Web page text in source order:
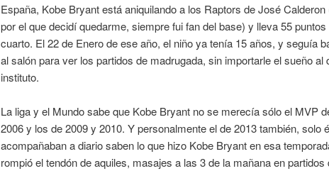
España, Kobe Bryant está aniquilando a los Raptors de José
por el que decidí quedarme, siempre fui fan del base) y lleva 55
cuarto. El 22 de Enero de ese año, el niño ya tenía 15 años, y seguía
al salón para ver los partidos de madrugada, sin importarle el sueño al
instituto.
La liga y el Mundo sabe que Kobe Bryant no se merecía sólo el MVP
2006 y los de 2009 y 2010. Y personalmente el de 2013 también, solo
acompañaban a diario saben lo que hizo Kobe Bryant en esa
rompió el tendón de aquiles, masajes a las 3 de la mañana en